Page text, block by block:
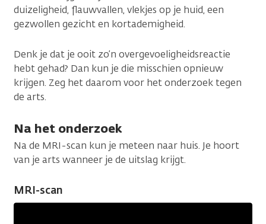
duizeligheid, flauwvallen, vlekjes op je huid, een
gezwollen gezicht en kortademigheid.
Denk je dat je ooit zo’n overgevoeligheidsreactie
hebt gehad? Dan kun je die misschien opnieuw
krijgen. Zeg het daarom voor het onderzoek tegen
de arts.
Na het onderzoek
Na de MRI-scan kun je meteen naar huis. Je hoort
van je arts wanneer je de uitslag krijgt.
MRI-scan